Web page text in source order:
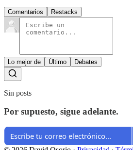
Comentarios Restacks
Lo mejor de Último Debates
Sin posts
Por supuesto, sigue adelante.